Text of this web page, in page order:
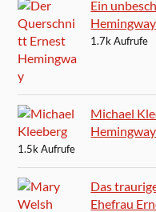
Ein
1.7k Aufrufe
Michael
1.5k Aufrufe
Das
Ehefrau